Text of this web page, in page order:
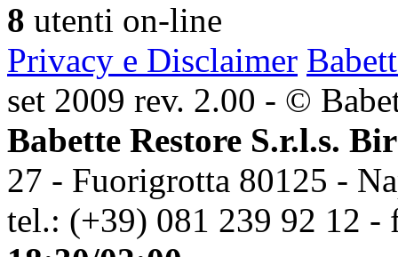
8 utenti on-line
Privacy e Disclaimer
set 2009 rev. 2.00 - ©
Babette Restore S.r.l.s.
27 - Fuorigrotta 80125 -
tel.: (+39) 081 239 92 12 -